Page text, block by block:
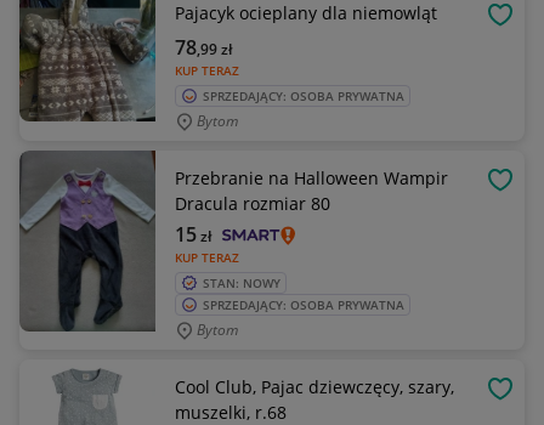
Pajacyk ocieplany dla niemowląt
KUP TERAZ
78,99zł
SPRZEDAJĄCY: OSOBA PRYWATNA
Bytom
Przebranie na Halloween Wampir
Dracula rozmiar 80
KUP TERAZ
15zł
STAN: NOWY
SPRZEDAJĄCY: OSOBA PRYWATNA
Bytom
Cool Club, Pajac dziewczęcy, szary,
muszelki, r.68